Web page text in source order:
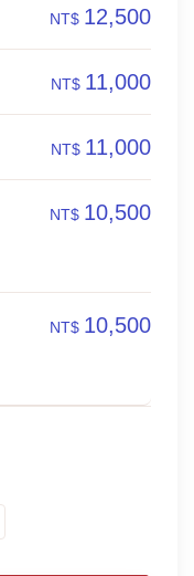
NT$ 12,500
NT$ 11,000
NT$ 11,000
NT$ 10,500
NT$ 10,500